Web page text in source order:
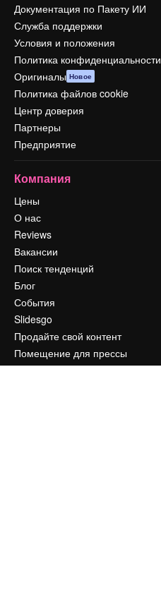
Документация по Пакету ИИ
Служба поддержки
Условия и положения
Политика конфиденциальности
Оригиналы Новое
Политика файлов cookie
Центр доверия
Партнеры
Предприятие
Компания
Цены
О нас
Reviews
Вакансии
Поиск тенденций
Блог
События
Slidesgo
Продайте свой контент
Помещение для прессы
Ищете magnific.ai